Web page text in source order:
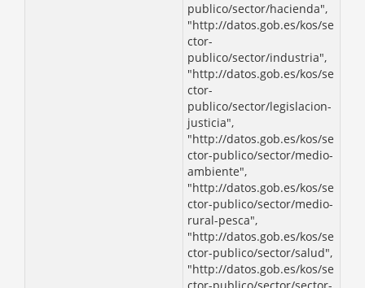
publico/sector/hacienda",
"http://datos.gob.es/kos/se
ctor-
publico/sector/industria",
"http://datos.gob.es/kos/se
ctor-
publico/sector/legislacion-
justicia",
"http://datos.gob.es/kos/se
ctor-publico/sector/medio-
ambiente",
"http://datos.gob.es/kos/se
ctor-publico/sector/medio-
rural-pesca",
"http://datos.gob.es/kos/se
ctor-publico/sector/salud",
"http://datos.gob.es/kos/se